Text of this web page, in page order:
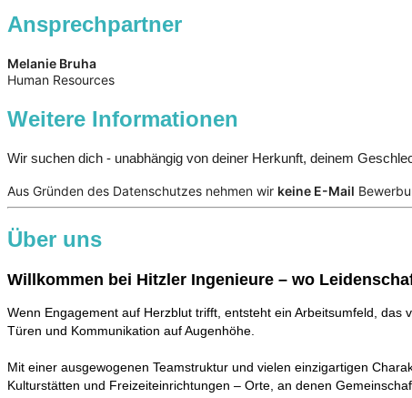
Ansprechpartner
Melanie Bruha
Human Resources
Weitere Informationen
Wir suchen dich - unabhängig von deiner Herkunft, deinem
Aus Gründen des Datenschutzes nehmen wir keine E-Mail
Über uns
Willkommen bei Hitzler Ingenieure – wo
Wenn Engagement auf Herzblut trifft, entsteht ein Arbeitsumfeld,
Türen und Kommunikation auf Augenhöhe.
Mit einer ausgewogenen Teamstruktur und vielen einzigartigen
Kulturstätten und Freizeiteinrichtungen – Orte, an denen